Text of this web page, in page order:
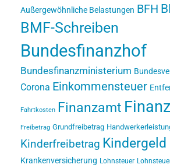
Außergewöhnliche Belastungen BFH
BMF-Schreiben
Bundesfinanzhof
Bundesfinanzministerium
Corona Einkommensteuer
Fahrtkosten Finanzamt
Freibetrag Grundfreibetrag
Kinderfreibetrag Kindergeld
Krankenversicherung Lohnsteuer